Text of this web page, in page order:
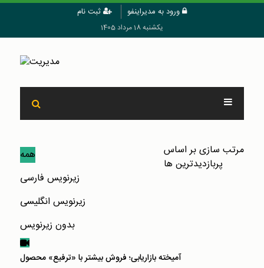
ورود به مدیراینفو ثبت نام
یکشنبه 18 مرداد 1405
مرتب سازی بر اساس
پربازدیدترین ها
همه
زیرنویس فارسی
زیرنویس انگلیسی
بدون زیرنویس
آمیخته بازاریابی؛ فروش بیشتر با «ترفیع» محصول